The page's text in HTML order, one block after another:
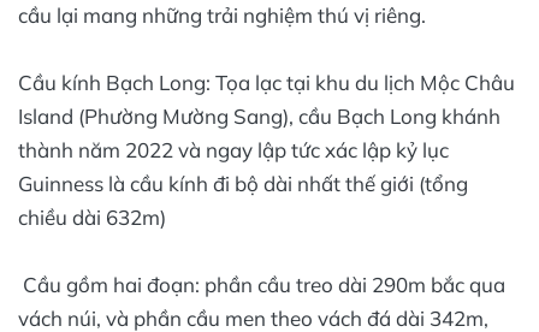
cầu lại mang những trải nghiệm thú vị riêng.
Cầu kính Bạch Long: Tọa lạc tại khu du lịch Mộc Châu
Island (Phường Mường Sang), cầu Bạch Long khánh
thành năm 2022 và ngay lập tức xác lập kỷ lục
Guinness là cầu kính đi bộ dài nhất thế giới (tổng
chiều dài 632m)​
Cầu gồm hai đoạn: phần cầu treo dài 290m bắc qua
vách núi, và phần cầu men theo vách đá dài 342m,